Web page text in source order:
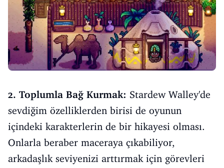
2. Toplumla Bağ Kurmak: Stardew Walley'de
sevdiğim özelliklerden birisi de oyunun
içindeki karakterlerin de bir hikayesi olması.
Onlarla beraber maceraya çıkabiliyor,
arkadaşlık seviyenizi arttırmak için görevleri